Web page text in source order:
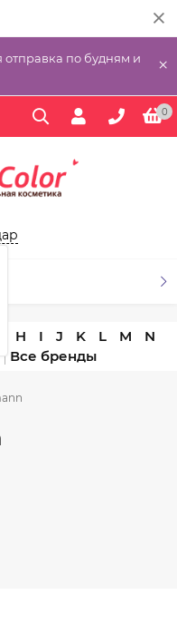
отправка по будням и
×
0
H I J K L M
N